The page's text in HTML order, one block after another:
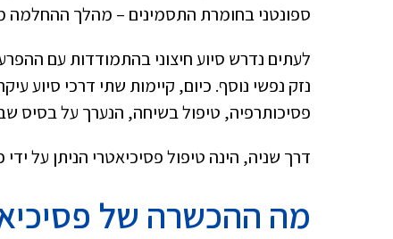
ספונטני בחומרת התסמינים – מהלך ההחלמה
לעתים נדרש סיוע חיצוני בהתמודדות עם
נזק נפשי נוסף. כיום, קיימות שתי דרכי סיוע
פסיכותרפיה, טיפול בשיחה, הנערך על בסיס
דרך שניה, הינה טיפול פסיכיאטרי הניתן על
מה ההכשרה של